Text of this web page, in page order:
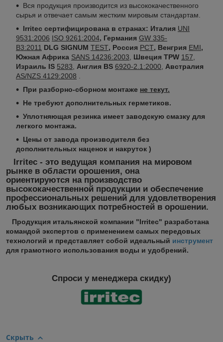
Вся продукция производится из высококачественного
сырья и отвечает самым жестким мировым стандартам.
Irritec сертифицирована в странах: Италия UNI
9531:2006 ISO 9261:2004, Германия GW 335-
B3:2011 DLG SIGNUM TEST, Россия РСТ, Венгрия EMI,
Южная Африка SANS 14236:2003 Швеция TPW 157
Израиль IS 5283 Англия BS 6920-2.1:2000
Австралия
AS/NZS 4129:2008
При разборно-сборном монтаже не текут.
Не требуют дополнительных герметиков.
Уплотняющая резинка имеет заводскую смазку для
легкого монтажа.
Цены от завода производителя без
дополнительных наценок и накруток )
Irritec - это ведущая компания на мировом
рынке в области орошения, она
ориентируются на производство
высококачественной продукции и обеспечение
профессиональных решений для удовлетворения
любых возникающих потребностей в орошении.
Продукция итальянской компании "Irritec" разработана
командой экспертов с применением самых передовых
технологий и представляет собой идеальный инструмент
для грамотного использования воды и удобрений.
Спроси у менеджера скидку)
Скрыть